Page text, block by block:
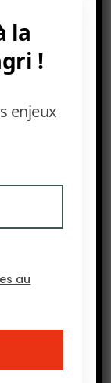
la
!
enjeux
au